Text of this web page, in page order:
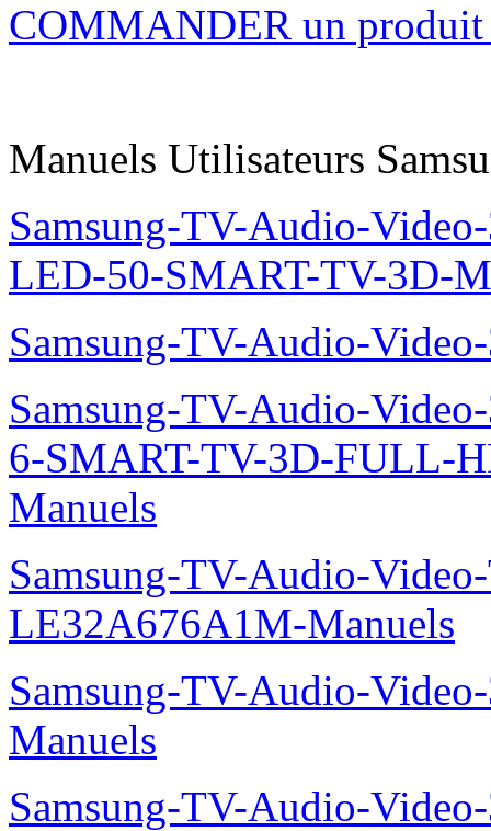
COMMANDER un
Manuels Utilisateurs
Samsung-TV-Audio-
LED-50-SMART-TV-3D-
Samsung-TV-Audio-
Samsung-TV-Audio-
6-SMART-TV-3D-FULL-
Manuels
Samsung-TV-Audio-
LE32A676A1M-Manuels
Samsung-TV-Audio-
Manuels
Samsung-TV-Audio-